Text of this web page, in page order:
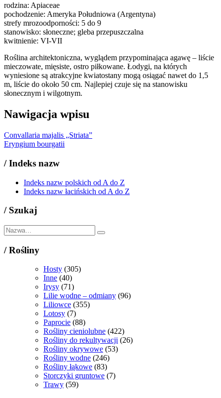
rodzina: Apiaceae
pochodzenie: Ameryka Południowa (Argentyna)
strefy mrozoodporności: 5 do 9
stanowisko: słoneczne; gleba przepuszczalna
kwitnienie: VI-VII
Roślina architektoniczna, wyglądem przypominająca agawę – liście
mieczowate, mięsiste, ostro piłkowane. Łodygi, na których
wyniesione są atrakcyjne kwiatostany mogą osiągać nawet do 1,5
m, liście do około 50 cm. Najlepiej czuje się na stanowisku
słonecznym i wilgotnym.
Nawigacja wpisu
Convallaria majalis „Striata”
Eryngium bourgatii
/Indeks nazw
Indeks nazw polskich od A do Z
Indeks nazw łacińskich od A do Z
/ Szukaj
/Rośliny
Hosty (305)
Inne (40)
Irysy (71)
Lilie wodne – odmiany (96)
Liliowce (355)
Lotosy (7)
Paprocie (88)
Rośliny cieniolubne (422)
Rośliny do rekultywacji (26)
Rośliny okrywowe (53)
Rośliny wodne (246)
Rośliny łąkowe (83)
Storczyki gruntowe (7)
Trawy (59)